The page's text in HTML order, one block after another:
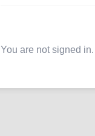
You are not signed in.